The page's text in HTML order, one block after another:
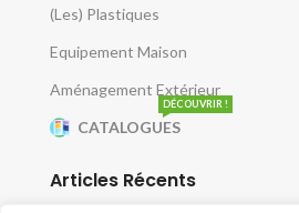
(Les) Plastiques
Equipement Maison
Aménagement Extérieur
CATALOGUES
DÉCOUVRIR !
Articles Récents